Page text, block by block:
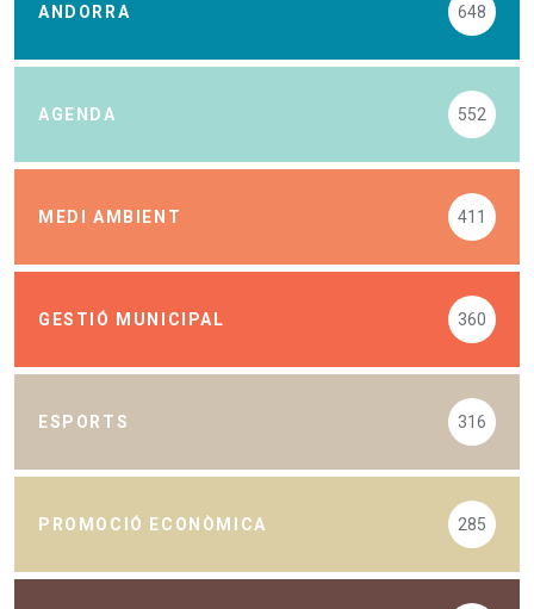
ANDORRA 648
AGENDA 552
MEDI AMBIENT 411
GESTIÓ MUNICIPAL 360
ESPORTS 316
PROMOCIÓ ECONÒMICA 285